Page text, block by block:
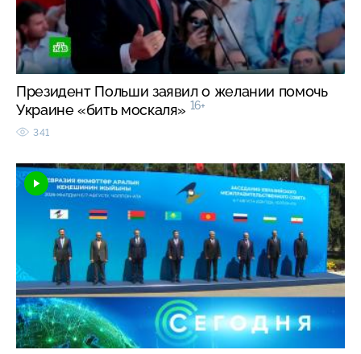
Президент Польши заявил о желании помочь
Украине «бить москаля» 16+
341